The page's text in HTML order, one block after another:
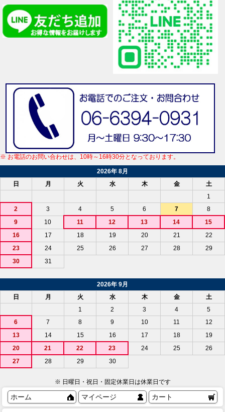
※ お電話のお問い合わせは、10時～16時30分となっております。
2026年 8月
日
月 火 水 木 金
土
1
2
3 4 5 6 7
8
9
10 11 12 13 14
15
16
17 18 19 20 21
22
23
24 25 26 27 28
29
30
31
2026年 9月
日
月 火 水 木 金
土
1
2 3 4
5
6
7 8 9 10 11
12
13
14 15 16 17 18
19
20
21 22 23 24 25
26
27
28 29 30
※ 日曜日・祝日・固定休業日は休業日です
ホーム マイページ カート